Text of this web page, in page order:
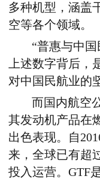
多种机型，涵盖
空等各个领域。
“普惠与中国
上述数字背后，
对中国民航业的
而国内航空
其发动机产品在
出色表现。自
来，全球已有超
投入运营。GTF